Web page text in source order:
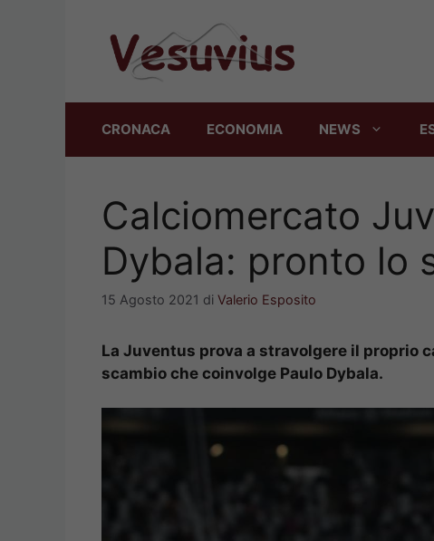
CRONACA ECONOMIA NEWS
Calciomercato
Dybala: pronto lo
15 Agosto 2021 di Valerio Esposito
La Juventus prova a stravolgere il proprio
scambio che coinvolge Paulo Dybala.